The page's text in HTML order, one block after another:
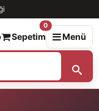
Sepetim
0
Menü